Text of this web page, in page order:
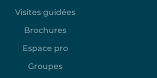
Visites guidées
Brochures
Espace pro
Groupes